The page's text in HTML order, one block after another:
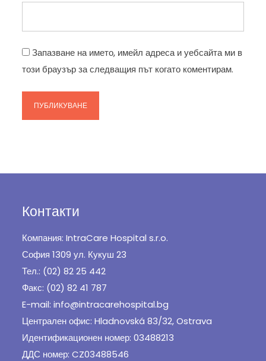
Запазване на името, имейл адреса и уебсайта ми в
този браузър за следващия път когато коментирам.
Контакти
Компания: IntraCare Hospital s.r.o.
София 1309 ул. Кукуш 23
Тел.: (02) 82 25 442
Факс: (02) 82 41 787
E-mail: info@intracarehospital.bg
Централен офис: Hladnovská 83/32, Ostrava
Идентификационен номер: 03488213
ДДС номер: CZ03488546